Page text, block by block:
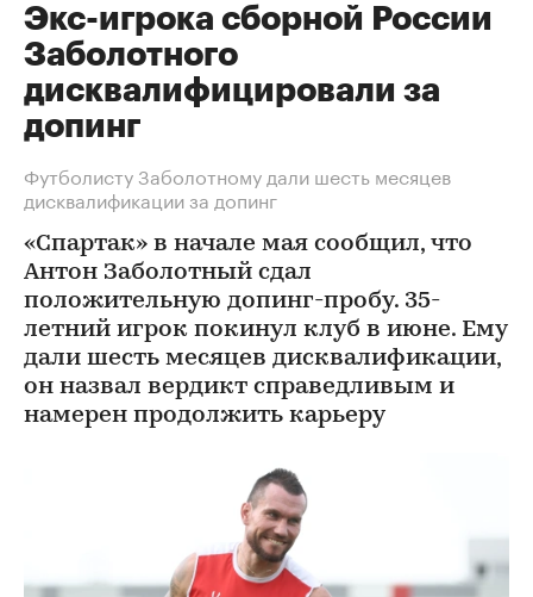
Экс-игрока сборной России
Заболотного
дисквалифицировали за
допинг
Футболисту Заболотному дали шесть месяцев
дисквалификации за допинг
«Спартак» в начале мая сообщил, что
Антон Заболотный сдал
положительную допинг-пробу. 35-
летний игрок покинул клуб в июне. Ему
дали шесть месяцев дисквалификации,
он назвал вердикт справедливым и
намерен продолжить карьеру